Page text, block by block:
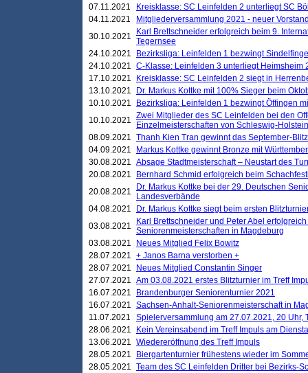
07.11.2021
Kreisklasse: SC Leinfelden 2 unterliegt SC
04.11.2021
Mitgliederversammlung 2021 - neuer
30.10.2021
Karl Brettschneider erfolgreich beim 9.
Tegernsee
24.10.2021
Bezirksliga: Leinfelden 1 bezwingt
24.10.2021 C-Klasse: Leinfelden 3 unterliegt Heimsheim
17.10.2021
Kreisklasse: SC Leinfelden 2 siegt in
13.10.2021
Dr. Markus Kottke mit 100% Sieger beim
10.10.2021
Bezirksliga: Leinfelden 1 bezwingt Öffingen
10.10.2021 Zwei Mitglieder des SC Leinfelden bei den
Einzelmeisterschaften von Schleswig-
08.09.2021 Thanh Kien Tran gewinnt das September-
04.09.2021
Markus Kottke gewinnt Bronze mit
30.08.2021 Absage Stadtmeisterschaft – Neustart des
20.08.2021
Bernhard Schmid erfolgreich beim
20.08.2021
Dr. Markus Kottke bei der 29. Deutschen
Landesverbände
04.08.2021
Dr. Markus Kottke siegt beim ersten
03.08.2021
Karl Brettschneider und Peter Abel
Seniorenmeisterschaften in Magdeburg
03.08.2021
Neues Mitglied Felix Bowitz
28.07.2021 + Janos Barna verstorben +
28.07.2021
Neues Mitglied Constantin Singer
27.07.2021 Am 03.08.2021 erstes Blitzturnier im Treff
16.07.2021
Brandenburger Seniorenturnier 2021
16.07.2021 Sachsen-Anhalt-Seniorenmeisterschaft in
11.07.2021
Spielerversammlung am 27.07.2021, 20 Uhr,
28.06.2021
Kein Vereinsabend im Treff Impuls am
13.06.2021 Wiedereröffnung des Treff Impuls
28.05.2021
Biergartenturnier frühestens wieder im
28.05.2021 Team des SC Leinfelden Dritter bei Bezirks-